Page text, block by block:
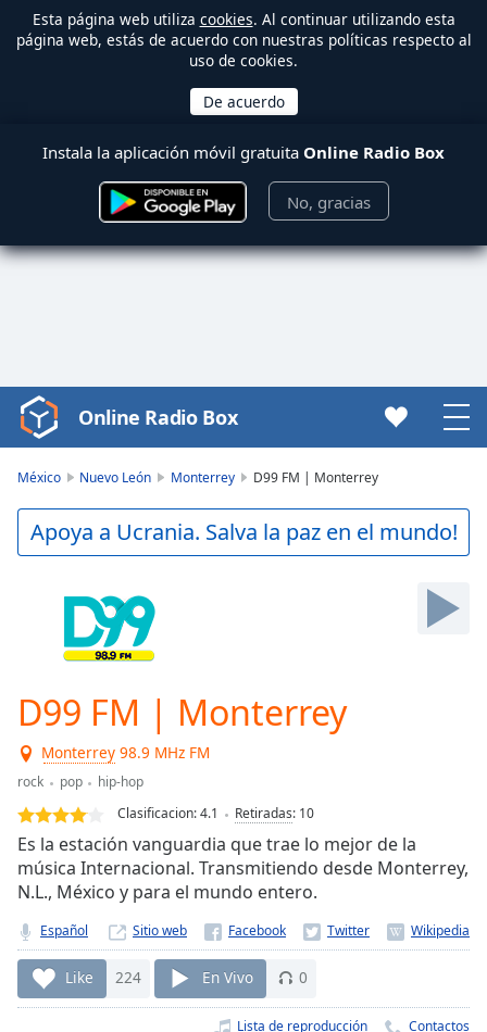
Esta página web utiliza cookies. Al continuar utilizando esta
página web, estás de acuerdo con nuestras políticas respecto al
uso de cookies.
Instala la aplicación móvil gratuita Online Radio Box
No, gracias
Video
Player
Play
Video
Current
Time0:00
Duration-:-
Loaded :
0.00%
Stream
TypeLIVE
Seek to
live,
currently
behind
liveLIVE
Remaining
Time-
Online Radio Box
México Nuevo León Monterrey D99 FM | Monterrey
Apoya a Ucrania. Salva la paz en el mundo!
D99 FM | Monterrey
Monterrey 98.9 MHz FM
rock pop
hip-hop
Clasificacion:4.1 Retiradas: 10
Es la estación vanguardia que trae lo mejor de la
música Internacional. Transmitiendo desde Monterrey,
N.L., México y para el mundo entero.
Español Sitio web
Like 224 En Vivo 0
Lista de reproducción Contactos